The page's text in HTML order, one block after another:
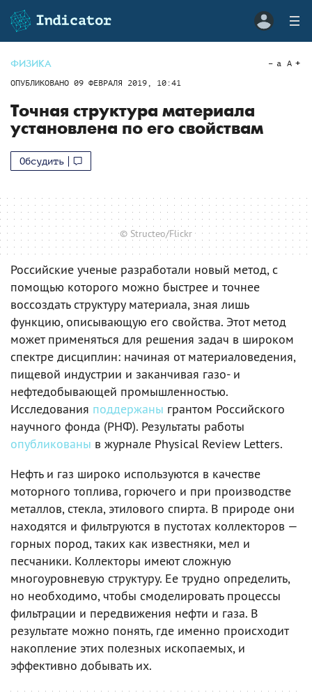
ФИЗИКА
ОПУБЛИКОВАНО 09 ФЕВРАЛЯ 2019, 10:41
a A
Точная структура материала
установлена по его свойствам
Обсудить
© Structeo/Flickr
Российские ученые разработали новый метод, с
помощью которого можно быстрее и точнее
воссоздать структуру материала, зная лишь
функцию, описывающую его свойства. Этот метод
может применяться для решения задач в широком
спектре дисциплин: начиная от материаловедения,
пищевой индустрии и заканчивая газо- и
нефтедобывающей промышленностью.
Исследования поддержаны грантом Российского
научного фонда (РНФ). Результаты работы
опубликованы в журнале Physical Review Letters.
Нефть и газ широко используются в качестве
моторного топлива, горючего и при производстве
металлов, стекла, этилового спирта. В природе они
находятся и фильтруются в пустотах коллекторов —
горных пород, таких как известняки, мел и
песчаники. Коллекторы имеют сложную
многоуровневую структуру. Ее трудно определить,
но необходимо, чтобы смоделировать процессы
фильтрации и передвижения нефти и газа. В
результате можно понять, где именно происходит
накопление этих полезных ископаемых, и
эффективно добывать их.